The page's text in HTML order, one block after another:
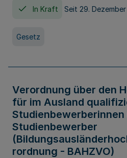
In Kraft Seit 29.
Gesetz
Verordnung über den
für im Ausland
Studienbewerberinnen
Studienbewerber
rordnung - BAHZVO)